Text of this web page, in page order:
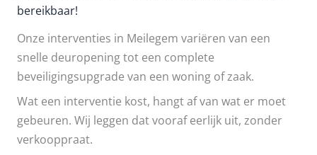
bereikbaar!
Onze interventies in Meilegem variëren van een
snelle deuropening tot een complete
beveiligingsupgrade van een woning of zaak.
Wat een interventie kost, hangt af van wat er moet
gebeuren. Wij leggen dat vooraf eerlijk uit, zonder
verkooppraat.